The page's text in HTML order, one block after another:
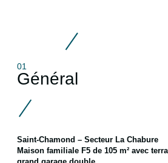
01
Général
Saint-Chamond – Secteur La Chabure
Maison familiale F5 de 105 m² avec